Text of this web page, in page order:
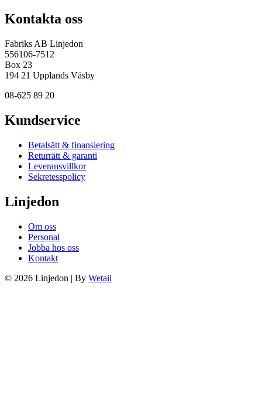
Kontakta oss
Fabriks AB Linjedon
556106-7512
Box 23
194 21 Upplands Väsby
08-625 89 20
Kundservice
Betalsätt & finansiering
Returrätt & garanti
Leveransvillkor
Sekretesspolicy
Linjedon
Om oss
Personal
Jobba hos oss
Kontakt
© 2026 Linjedon | By Wetail